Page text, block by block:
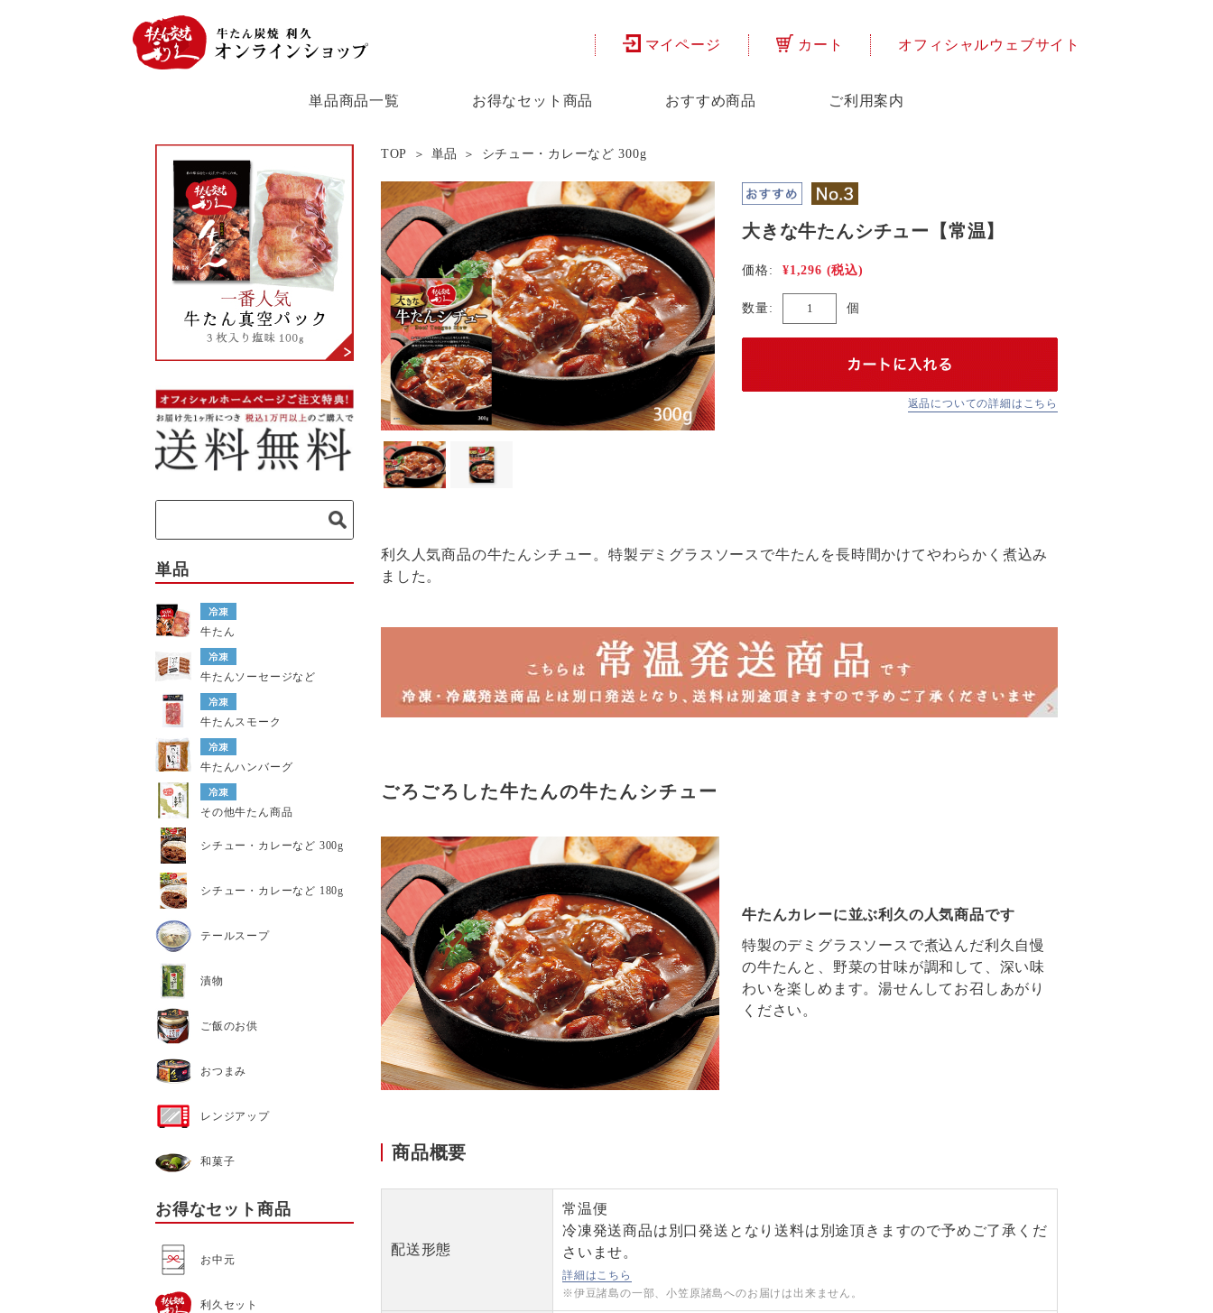
マイページ カート オフィシャルウェブサイト
単品商品一覧 お得なセット商品 おすすめ商品 ご利用案内
TOP 単品 シチュー・カレーなど 300g
大きな牛たんシチュー【常温】
価格: ¥1,296 (税込)
数量: 個
返品についての詳細はこちら
利久人気商品の牛たんシチュー。特製デミグラスソースで牛たんを長時間かけてやわらかく煮込み
ました。
ごろごろした牛たんの牛たんシチュー
牛たんカレーに並ぶ利久の人気商品です
特製のデミグラスソースで煮込んだ利久自慢
の牛たんと、野菜の甘味が調和して、深い味
わいを楽しめます。湯せんしてお召しあがり
ください。
商品概要
配送形態
常温便
冷凍発送商品は別口発送となり送料は別途頂きますので予めご了承くだ
さいませ。
詳細はこちら
※伊豆諸島の一部、小笠原諸島へのお届けは出来ません。
単品
牛たん
牛たんソーセージなど
牛たんスモーク
牛たんハンバーグ
その他牛たん商品
シチュー・カレーなど 300g
シチュー・カレーなど 180g
テールスープ
漬物
ご飯のお供
おつまみ
レンジアップ
和菓子
お得なセット商品
お中元
利久セット